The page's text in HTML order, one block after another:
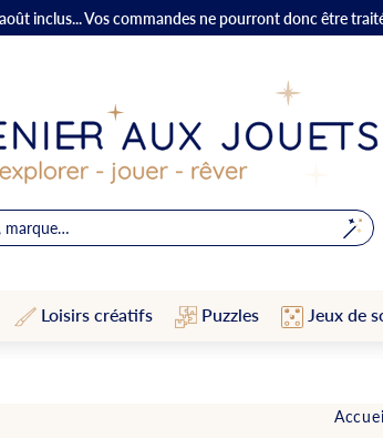
inclus... Vos commandes ne pourront donc être
Loisirs créatifs Puzzles Jeux de